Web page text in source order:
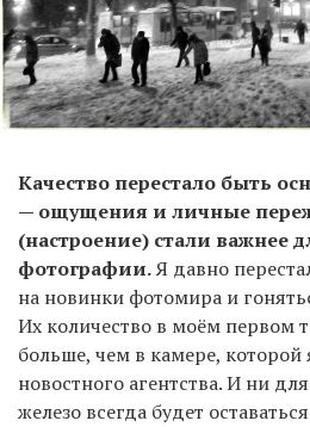
Качество перестало быть
— ощущения и личные
(настроение) стали важнее
фотографии.Я давно
на новинки фотомира и
Их количество в моём первом
больше, чем в камере, которой
новостного агентства. И ни
железо всегда будет